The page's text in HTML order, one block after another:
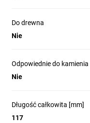
Do drewna
Nie
Odpowiednie do kamienia
Nie
Długość całkowita [mm]
117